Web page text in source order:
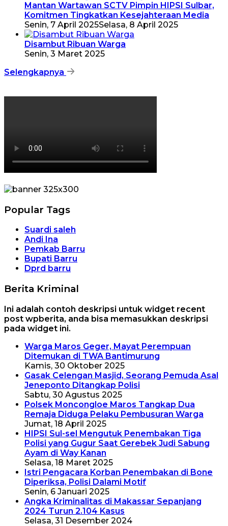
Mantan Wartawan SCTV Pimpin HIPSI Sulbar,
Komitmen Tingkatkan Kesejahteraan Media
Senin, 7 April 2025Selasa, 8 April 2025
Disambut Ribuan Warga
Senin, 3 Maret 2025
Selengkapnya
Popular Tags
Suardi saleh
Andi Ina
Pemkab Barru
Bupati Barru
Dprd barru
Berita Kriminal
Ini adalah contoh deskripsi untuk widget recent
post wpberita, anda bisa memasukkan deskripsi
pada widget ini.
Warga Maros Geger, Mayat Perempuan
Ditemukan di TWA Bantimurung
Kamis, 30 Oktober 2025
Gasak Celengan Masjid, Seorang Pemuda Asal
Jeneponto Ditangkap Polisi
Sabtu, 30 Agustus 2025
Polsek Moncongloe Maros Tangkap Dua
Remaja Diduga Pelaku Pembusuran Warga
Jumat, 18 April 2025
HIPSI Sul-sel Mengutuk Penembakan Tiga
Polisi yang Gugur Saat Gerebek Judi Sabung
Ayam di Way Kanan
Selasa, 18 Maret 2025
Istri Pengacara Korban Penembakan di Bone
Diperiksa, Polisi Dalami Motif
Senin, 6 Januari 2025
Angka Kriminalitas di Makassar Sepanjang
2024 Turun 2.104 Kasus
Selasa, 31 Desember 2024